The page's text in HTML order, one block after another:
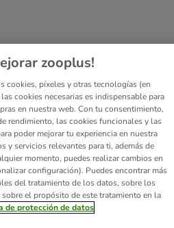
Website
Aviso Legal
DSA
Contacto
Formas de pago
de datos
zooplus!
cookies, píxeles y otras tecnologías (en
cookies necesarias es indispensable para
en nuestra web. Con tu consentimiento,
rendimiento, las cookies funcionales y las
poder mejorar tu experiencia en nuestra
y servicios relevantes para ti, además de
momento, puedes realizar cambios en
configuración). Puedes encontrar más
del tratamiento de los datos, sobre los
el propósito de este tratamiento en la
de protección de datos